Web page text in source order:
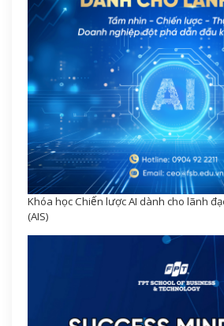
Khóa học Chiến lược AI dành cho lãnh
(AIS)